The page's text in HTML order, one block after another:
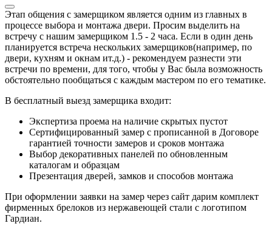
Этап общения с замерщиком является одним из главных в
процессе выбора и монтажа двери. Просим выделить на
встречу с нашим замерщиком 1.5 - 2 часа. Если в один день
планируется встреча нескольких замерщиков(например, по
двери, кухням и окнам ит.д.) - рекомендуем разнести эти
встречи по времени, для того, чтобы у Вас была возможность
обстоятельно пообщаться с каждым мастером по его тематике.
В бесплатный выезд замерщика входит:
Экспертиза проема на наличие скрытых пустот
Сертифицированный замер с прописанной в Договоре
гарантией точности замеров и сроков монтажа
Выбор декоративных панелей по обновленным
каталогам и образцам
Презентация дверей, замков и способов монтажа
При оформлении заявки на замер через сайт дарим комплект
фирменных брелоков из нержавеющей стали с логотипом
Гардиан.